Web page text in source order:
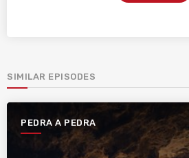
SIMILAR EPISODES
PEDRA A PEDRA